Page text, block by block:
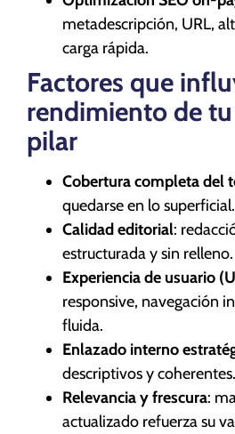
metadescripción, URL,
carga rápida.
Factores que
rendimiento de
pilar
Cobertura completa del
quedarse en lo superficial.
Calidad editorial:
estructurada y sin relleno.
Experiencia de usuario
responsive, navegación
fluida.
Enlazado interno
descriptivos y coherentes.
Relevancia y frescura:
actualizado refuerza su